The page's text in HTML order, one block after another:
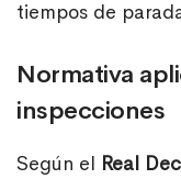
tiempos de
Normativa
inspecciones
Según el Real